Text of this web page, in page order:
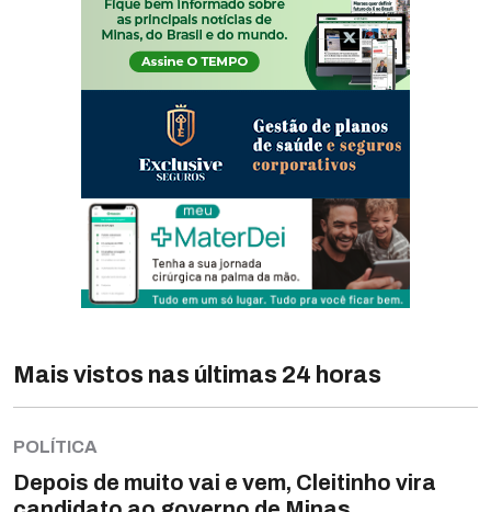
Mais vistos nas últimas 24 horas
POLÍTICA
Depois de muito vai e vem, Cleitinho vira